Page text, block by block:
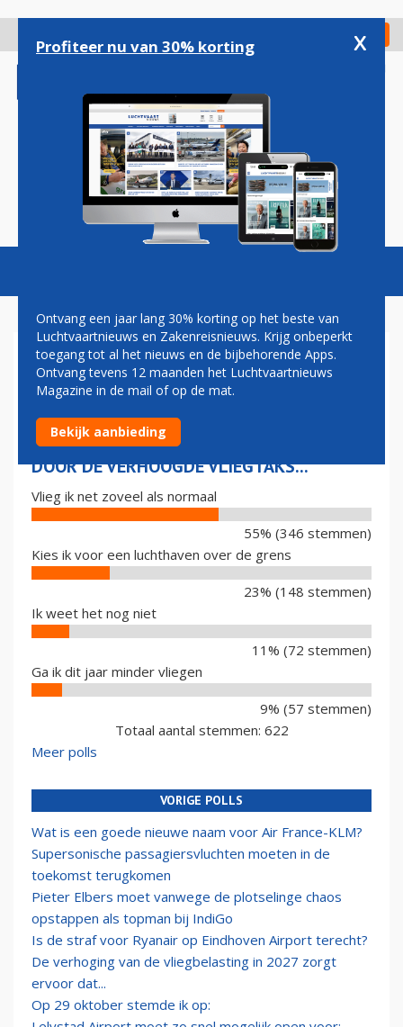
gaan
Check in
Magazine Podcasts Vacatures
DOOR DE VERHOOGDE
VLIEGTAKS...
DOOR DE VERHOOGDE VLIEGTAKS...
Vlieg ik net zoveel als normaal
55% (346 stemmen)
Kies ik voor een luchthaven over de grens
23% (148 stemmen)
Ik weet het nog niet
11% (72 stemmen)
Ga ik dit jaar minder vliegen
9% (57 stemmen)
Totaal aantal stemmen: 622
Meer polls
VORIGE POLLS
Wat is een goede nieuwe naam voor Air France-KLM?
Supersonische passagiersvluchten moeten in de
toekomst terugkomen
Pieter Elbers moet vanwege de plotselinge chaos
opstappen als topman bij IndiGo
Is de straf voor Ryanair op Eindhoven Airport terecht?
De verhoging van de vliegbelasting in 2027 zorgt
ervoor dat...
Op 29 oktober stemde ik op:
Profiteer nu van 30% korting x
Ontvang een jaar lang 30% korting op het beste van
Luchtvaartnieuws en Zakenreisnieuws. Krijg onbeperkt
toegang tot al het nieuws en de bijbehorende Apps.
Ontvang tevens 12 maanden het Luchtvaartnieuws
Magazine in de mail of op de mat.
Bekijk aanbieding